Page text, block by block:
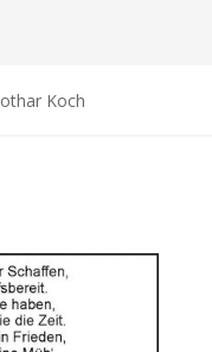
Koch